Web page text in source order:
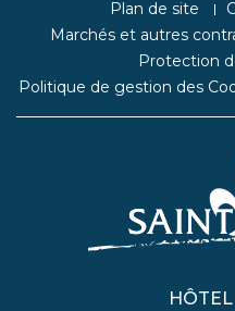
Plan de site
Marchés et autres
Protection
Politique de gestion des